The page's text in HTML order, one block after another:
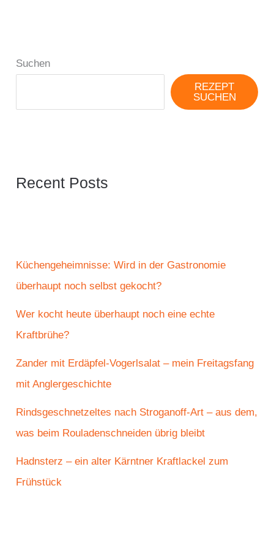
Suchen
REZEPT
SUCHEN
Recent Posts
Küchengeheimnisse: Wird in der Gastronomie
überhaupt noch selbst gekocht?
Wer kocht heute überhaupt noch eine echte
Kraftbrühe?
Zander mit Erdäpfel-Vogerlsalat – mein Freitagsfang
mit Anglergeschichte
Rindsgeschnetzeltes nach Stroganoff-Art – aus dem,
was beim Rouladenschneiden übrig bleibt
Hadnsterz – ein alter Kärntner Kraftlackel zum
Frühstück